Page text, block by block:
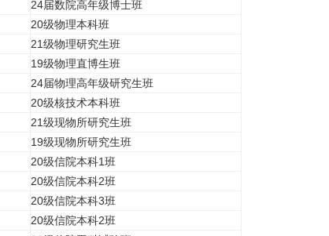
24届数院高年级博士班
20级物理本科班
21级物理研究生班
19级物理直博生班
24届物理高年级研究生班
20级核技术本科班
21级现物所研究生班
19级现物所研究生班
20级信院本科1班
20级信院本科2班
20级信院本科3班
20级信院本科2班